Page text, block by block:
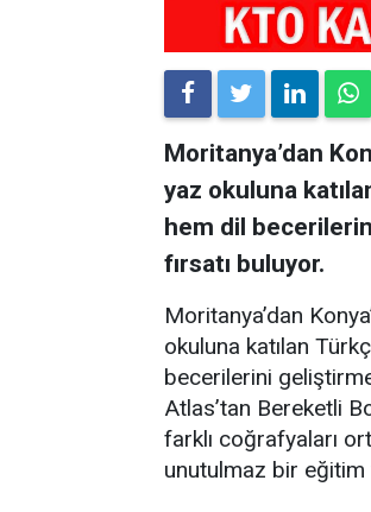
Moritanya’dan
yaz okuluna
hem dil
fırsatı buluyor.
Moritanya’dan
okuluna katılan
becerilerini
Atlas’tan Bereketli
farklı coğrafyaları
unutulmaz bir